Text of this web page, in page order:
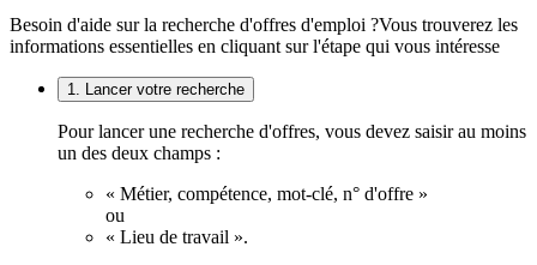
Besoin d'aide sur la recherche d'offres d'emploi ?Vous trouverez les
informations essentielles en cliquant sur l'étape qui vous intéresse
1. Lancer votre recherche
Pour lancer une recherche d'offres, vous devez saisir au moins
un des deux champs :
« Métier, compétence, mot-clé, n° d'offre »
ou
« Lieu de travail ».